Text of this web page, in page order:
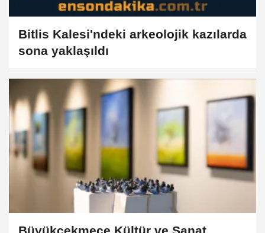
Bitlis Kalesi'ndeki arkeolojik kazılarda
sona yaklaşıldı